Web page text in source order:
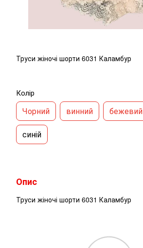
Труси жіночі шорти 6031 Каламбур
Колір
Чорний винний бежевий
синій
Опис
Труси жіночі шорти 6031 Каламбур